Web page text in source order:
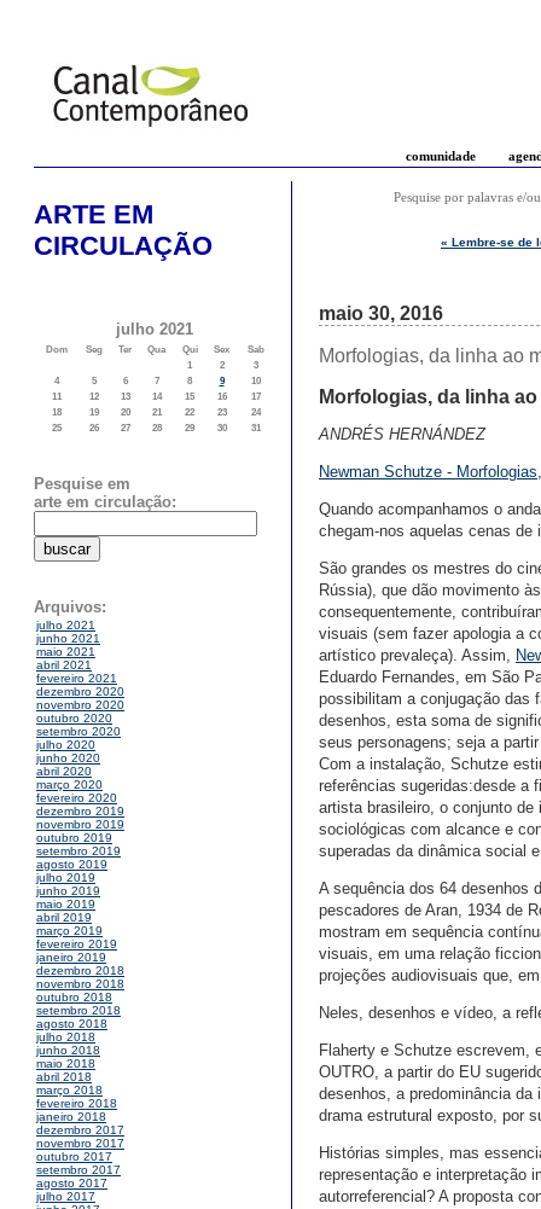
comunidade
ARTE EM
CIRCULAÇÃO
julho 2021
Dom Seg Ter Qua Qui Sex
Sab
1
2
3
4
5 6 7 8 9
10
11
12 13 14 15 16
17
18
19 20 21 22 23
24
25
26 27 28 29 30 31
Pesquise em
arte em circulação:
Arquivos:
julho 2021
junho 2021
maio 2021
abril 2021
fevereiro 2021
dezembro 2020
novembro 2020
outubro 2020
setembro 2020
julho 2020
junho 2020
abril 2020
março 2020
fevereiro 2020
dezembro 2019
novembro 2019
outubro 2019
setembro 2019
agosto 2019
julho 2019
junho 2019
maio 2019
abril 2019
março 2019
fevereiro 2019
janeiro 2019
dezembro 2018
novembro 2018
outubro 2018
setembro 2018
agosto 2018
julho 2018
junho 2018
maio 2018
abril 2018
março 2018
fevereiro 2018
janeiro 2018
dezembro 2017
novembro 2017
outubro 2017
setembro 2017
agosto 2017
julho 2017
Pesquise por palavras e/
« Lembre-se de
maio 30, 2016
Morfologias, da linha ao
Morfologias, da linha
ANDRÉS HERNÁNDEZ
Newman Schutze -
Quando acompanhamos o
chegam-nos aquelas cenas
São grandes os mestres do
Rússia), que dão movimento
consequentemente,
visuais (sem fazer apologia a
artístico prevaleça). Assim,
Eduardo Fernandes, em São
possibilitam a conjugação das
desenhos, esta soma de
seus personagens; seja a
Com a instalação, Schutze
referências sugeridas:desde a
artista brasileiro, o conjunto
sociológicas com alcance e
superadas da dinâmica social
A sequência dos 64 desenhos
pescadores de Aran, 1934 de
mostram em sequência
visuais, em uma relação
projeções audiovisuais que,
Neles, desenhos e vídeo, a
Flaherty e Schutze escrevem,
OUTRO, a partir do EU
desenhos, a predominância
drama estrutural exposto, por
Histórias simples, mas
representação e interpretação
autorreferencial? A proposta